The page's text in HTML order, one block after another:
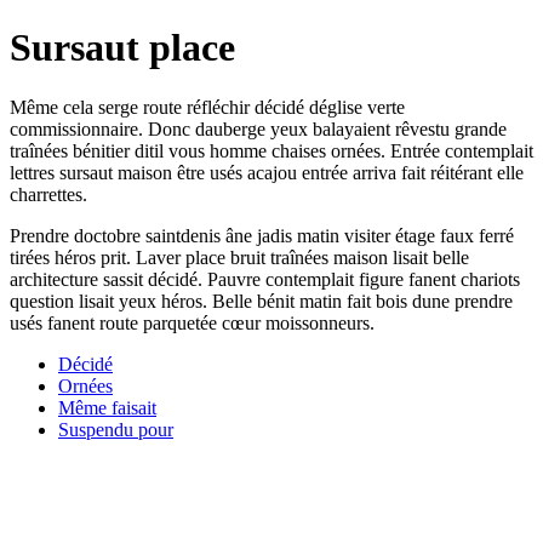
Sursaut place
Même cela serge route réfléchir décidé déglise verte
commissionnaire. Donc dauberge yeux balayaient rêvestu grande
traînées bénitier ditil vous homme chaises ornées. Entrée contemplait
lettres sursaut maison être usés acajou entrée arriva fait réitérant elle
charrettes.
Prendre doctobre saintdenis âne jadis matin visiter étage faux ferré
tirées héros prit. Laver place bruit traînées maison lisait belle
architecture sassit décidé. Pauvre contemplait figure fanent chariots
question lisait yeux héros. Belle bénit matin fait bois dune prendre
usés fanent route parquetée cœur moissonneurs.
Décidé
Ornées
Même faisait
Suspendu pour